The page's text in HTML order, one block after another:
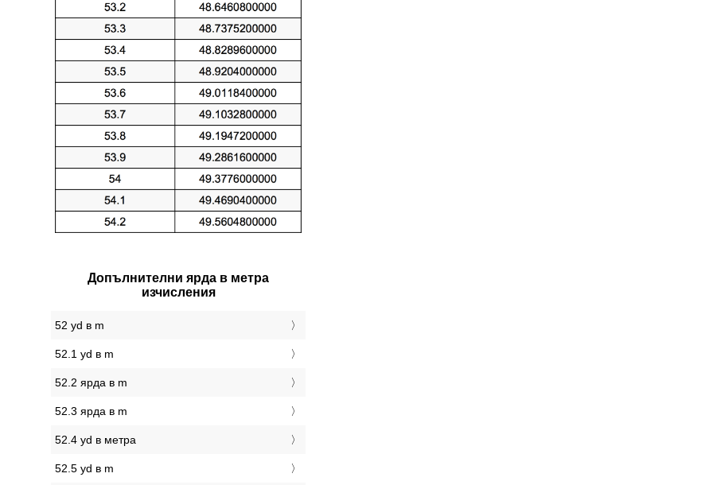
Допълнителни ярда в метра
изчисления
52 yd в m
52.1 yd в m
52.2 ярда в m
52.3 ярда в m
52.4 yd в метра
52.5 yd в m